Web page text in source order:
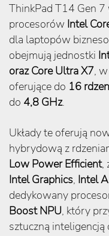
ThinkPad T14 Gen
procesorów Intel
dla laptopów
obejmują jednostki
oraz Core Ultra X7,
oferujące do 16
do 4,8 GHz.
Układy te oferują
hybrydową z
Low Power Efficient,
Intel Graphics, Intel
dedykowany
Boost NPU, który
sztuczną inteligencją